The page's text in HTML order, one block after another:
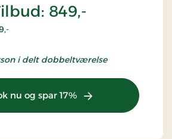
849,-
i delt dobbeltværelse
nu og spar 17%